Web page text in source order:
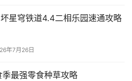
星穹铁道4.4二相乐园速通攻略
年7月26日
最强零食种草攻略